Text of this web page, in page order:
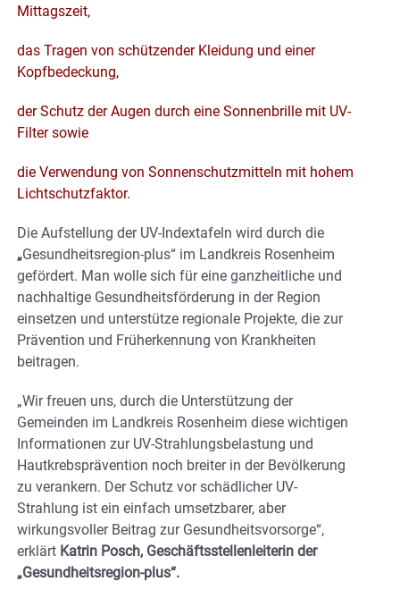
Mittagszeit,
das Tragen von schützender Kleidung und einer
Kopfbedeckung,
der Schutz der Augen durch eine Sonnenbrille mit UV-
Filter sowie
die Verwendung von Sonnenschutzmitteln mit hohem
Lichtschutzfaktor.
Die Aufstellung der UV-Indextafeln wird durch die
„Gesundheitsregion-plus“ im Landkreis Rosenheim
gefördert. Man wolle sich für eine ganzheitliche und
nachhaltige Gesundheitsförderung in der Region
einsetzen und unterstütze regionale Projekte, die zur
Prävention und Früherkennung von Krankheiten
beitragen.
„Wir freuen uns, durch die Unterstützung der
Gemeinden im Landkreis Rosenheim diese wichtigen
Informationen zur UV-Strahlungsbelastung und
Hautkrebsprävention noch breiter in der Bevölkerung
zu verankern. Der Schutz vor schädlicher UV-
Strahlung ist ein einfach umsetzbarer, aber
wirkungsvoller Beitrag zur Gesundheitsvorsorge“,
erklärt Katrin Posch, Geschäftsstellenleiterin der
„Gesundheitsregion-plus“.